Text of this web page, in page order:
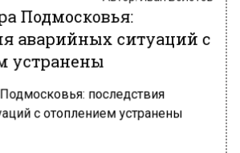
Подмосковья:
аварийных ситуаций с
устранены